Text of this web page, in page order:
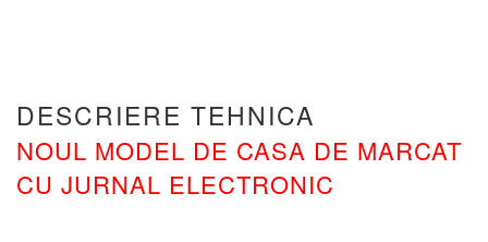
DESCRIERE TEHNICA
NOUL MODEL DE CASA DE MARCAT
CU JURNAL ELECTRONIC